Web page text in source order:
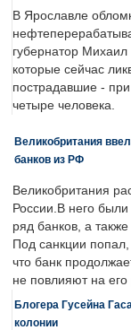
В Ярославле
губернатор
которые сейчас
пострадавшие -
четыре человека.
Великобритания
банков из РФ
Великобритания
России.В него
ряд банков, а
Под санкции
что банк
не повлияют на его
Блогера Гусейна
колонии